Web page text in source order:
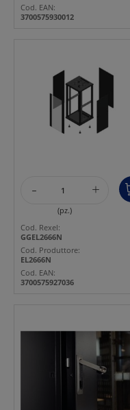
Cod. EAN:
3700575930012
- +
(pz.)
Cod. Rexel:
GGEL2666N
Cod. Produttore:
EL2666N
Cod. EAN:
3700575927036